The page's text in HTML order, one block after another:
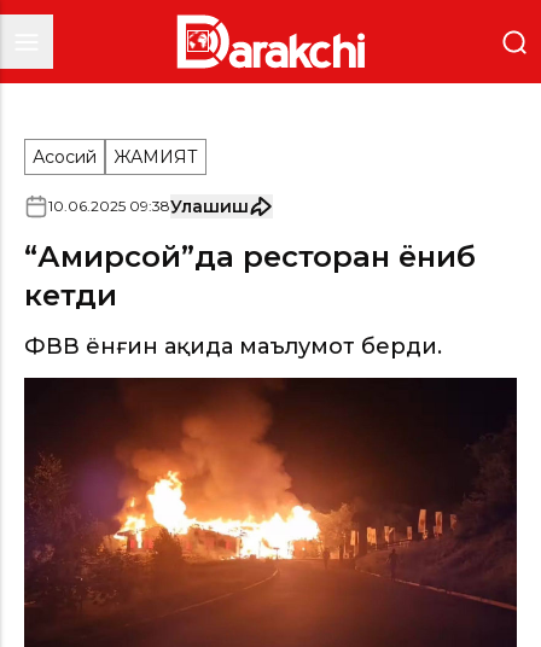
Асосий ЖАМИЯТ
10.06.2025 09:38Улашиш
“Амирсой”да ресторан ёниб
кетди
ФВВ ёнғин ҳақида маълумот берди.